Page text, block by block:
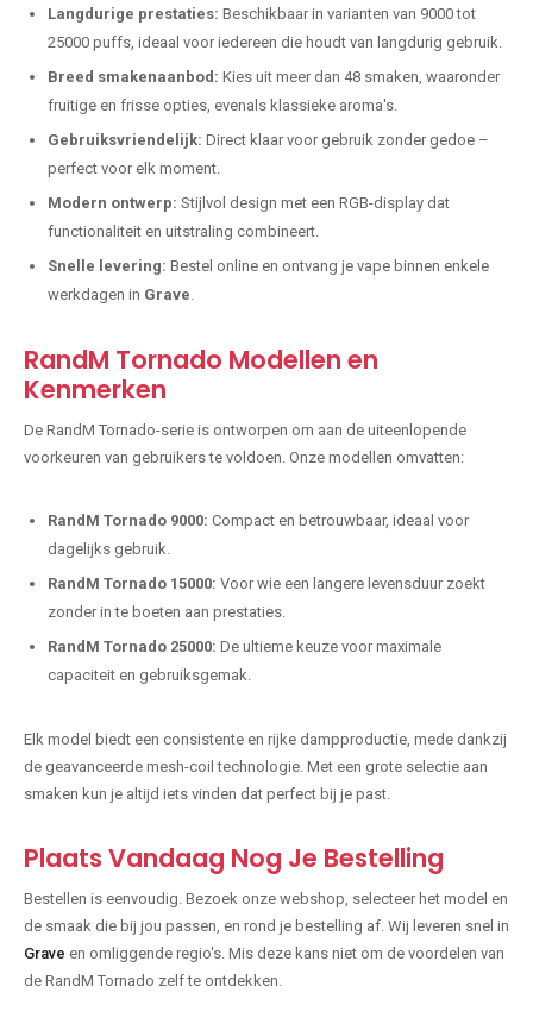
Langdurige prestaties: Beschikbaar in varianten van 9000 tot
25000 puffs, ideaal voor iedereen die houdt van langdurig gebruik.
Breed smakenaanbod: Kies uit meer dan 48 smaken, waaronder
fruitige en frisse opties, evenals klassieke aroma's.
Gebruiksvriendelijk: Direct klaar voor gebruik zonder gedoe –
perfect voor elk moment.
Modern ontwerp: Stijlvol design met een RGB-display dat
functionaliteit en uitstraling combineert.
Snelle levering: Bestel online en ontvang je vape binnen enkele
werkdagen in Grave
RandM Tornado Modellen en
Kenmerken
De RandM Tornado-serie is ontworpen om aan de uiteenlopende
voorkeuren van gebruikers te voldoen. Onze modellen omvatten:
RandM Tornado 9000: Compact en betrouwbaar, ideaal voor
dagelijks gebruik.
RandM Tornado 15000: Voor wie een langere levensduur zoekt
zonder in te boeten aan prestaties.
RandM Tornado 25000: De ultieme keuze voor maximale
capaciteit en gebruiksgemak.
Elk model biedt een consistente en rijke dampproductie, mede dankzij
de geavanceerde mesh-coil technologie. Met een grote selectie aan
smaken kun je altijd iets vinden dat perfect bij je past.
Plaats Vandaag Nog Je Bestelling
Bestellen is eenvoudig. Bezoek onze webshop, selecteer het model en
de smaak die bij jou passen, en rond je bestelling af. Wij leveren snel in
Grave en omliggende regio's. Mis deze kans niet om de voordelen van
de RandM Tornado zelf te ontdekken.